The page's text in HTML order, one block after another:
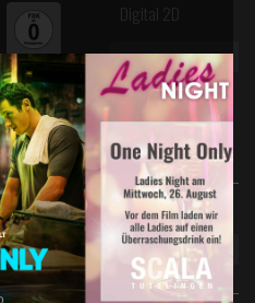
Digital 2D
Digital 2D